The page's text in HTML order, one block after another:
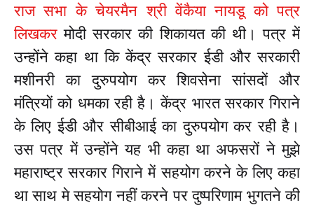
राज सभा के चेयरमैन श्री वेंकैया नायडू को पत्र
लिखकरमोदी सरकार की शिकायत की थी। पत्र में
उन्होंने कहा था कि केंद्र सरकार ईडी और सरकारी
मशीनरी का दुरुपयोग कर शिवसेना सांसदों और
मंत्रियों को धमका रही है। केंद्र भारत सरकार गिराने
के लिए ईडी और सीबीआई का दुरुपयोग कर रही है।
उस पत्र में उन्होंने यह भी कहा था अफसरों ने मुझे
महाराष्ट्र सरकार गिराने में सहयोग करने के लिए कहा
था साथ मे सहयोग नहीं करने पर दुष्परिणाम भुगतने की